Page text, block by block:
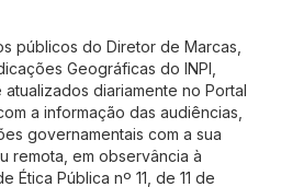
públicos do Diretor de Marcas,
Geográficas do INPI,
diariamente no Portal
a informação das audiências,
governamentais com a sua
remota, em observância à
Ética Pública nº 11, de 11 de